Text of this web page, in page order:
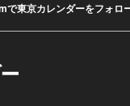
で東京カレンダーをフォロ